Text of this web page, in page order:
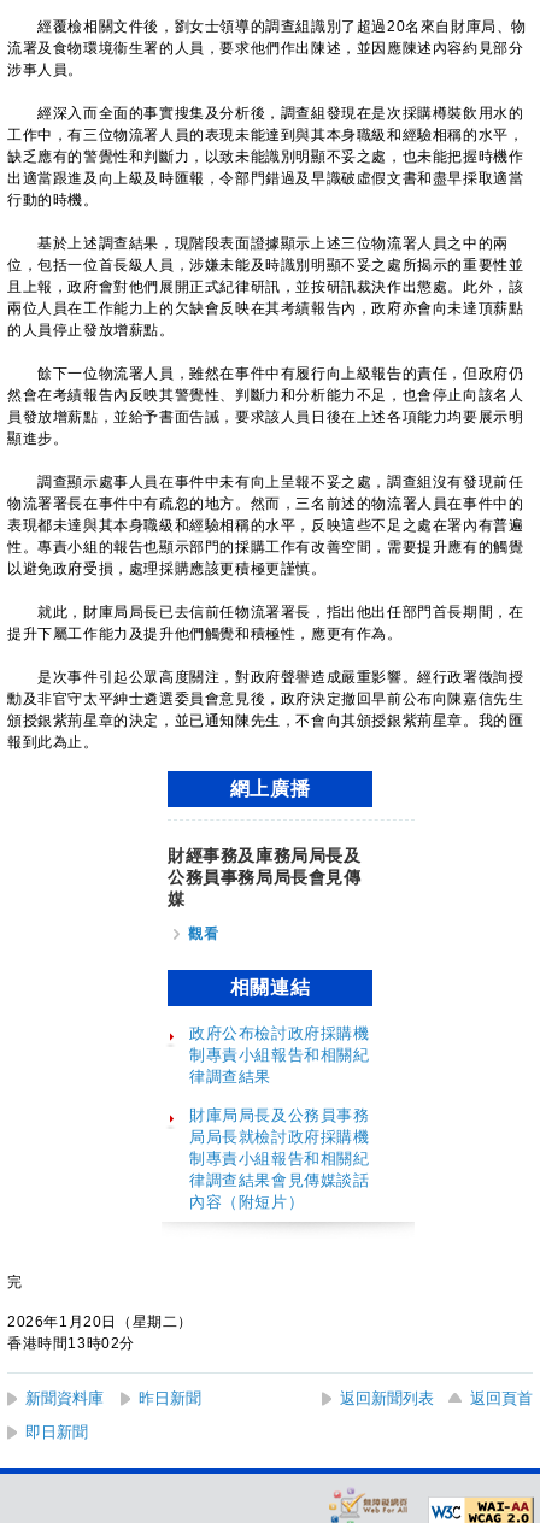
經覆檢相關文件後，劉女士領導的調查組識別了超過20名來自財庫局、物
流署及食物環境衞生署的人員，要求他們作出陳述，並因應陳述內容約見部分
涉事人員。
經深入而全面的事實搜集及分析後，調查組發現在是次採購樽裝飲用水的
工作中，有三位物流署人員的表現未能達到與其本身職級和經驗相稱的水平，
缺乏應有的警覺性和判斷力，以致未能識別明顯不妥之處，也未能把握時機作
出適當跟進及向上級及時匯報，令部門錯過及早識破虛假文書和盡早採取適當
行動的時機。
基於上述調查結果，現階段表面證據顯示上述三位物流署人員之中的兩
位，包括一位首長級人員，涉嫌未能及時識別明顯不妥之處所揭示的重要性並
且上報，政府會對他們展開正式紀律研訊，並按研訊裁決作出懲處。此外，該
兩位人員在工作能力上的欠缺會反映在其考績報告內，政府亦會向未達頂薪點
的人員停止發放增薪點。
餘下一位物流署人員，雖然在事件中有履行向上級報告的責任，但政府仍
然會在考績報告內反映其警覺性、判斷力和分析能力不足，也會停止向該名人
員發放增薪點，並給予書面告誡，要求該人員日後在上述各項能力均要展示明
顯進步。
調查顯示處事人員在事件中未有向上呈報不妥之處，調查組沒有發現前任
物流署署長在事件中有疏忽的地方。然而，三名前述的物流署人員在事件中的
表現都未達與其本身職級和經驗相稱的水平，反映這些不足之處在署內有普遍
性。專責小組的報告也顯示部門的採購工作有改善空間，需要提升應有的觸覺
以避免政府受損，處理採購應該更積極更謹慎。
就此，財庫局局長已去信前任物流署署長，指出他出任部門首長期間，在
提升下屬工作能力及提升他們觸覺和積極性，應更有作為。
是次事件引起公眾高度關注，對政府聲譽造成嚴重影響。經行政署徵詢授
勳及非官守太平紳士遴選委員會意見後，政府決定撤回早前公布向陳嘉信先生
頒授銀紫荊星章的決定，並已通知陳先生，不會向其頒授銀紫荊星章。我的匯
報到此為止。
網上廣播
財經事務及庫務局局長及
公務員事務局局長會見傳
媒
觀看
相關連結
政府公布檢討政府採購機
制專責小組報告和相關紀
律調查結果
財庫局局長及公務員事務
局局長就檢討政府採購機
制專責小組報告和相關紀
律調查結果會見傳媒談話
內容（附短片）
完
2026年1月20日（星期二）
香港時間13時02分
新聞資料庫 昨日新聞 返回新聞列表
返回頁首
即日新聞